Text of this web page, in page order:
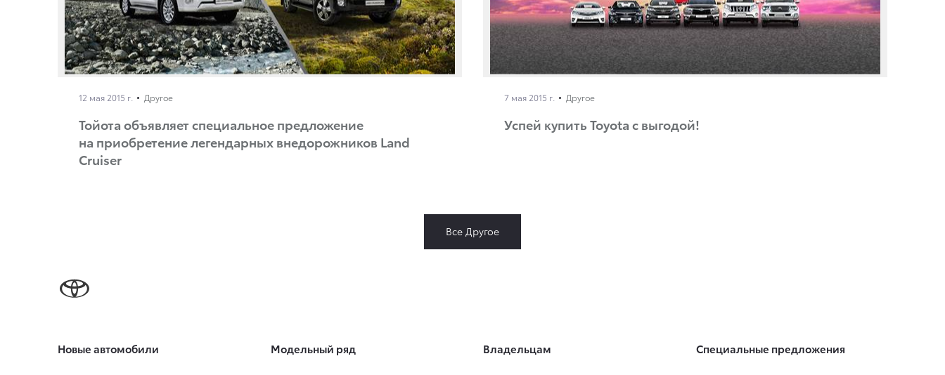
12 мая 2015 г. Другое
Тойота объявляет специальное предложение
на приобретение легендарных внедорожников Land
Cruiser
7 мая 2015 г. Другое
Успей купить Toyota с выгодой!
Все Другое
Новые автомобили Модельный ряд Владельцам Специальные предложения